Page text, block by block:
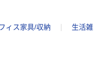
ィス家具/収納
生活雑